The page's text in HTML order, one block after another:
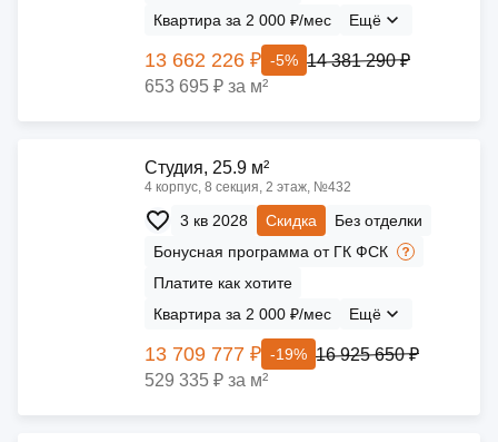
Квартира за 2 000 ₽/мес
Ещё
13 662 226 ₽ -5% 14 381 290 ₽
653 695 ₽ за м²
Cтудия, 25.9 м²
4 корпус, 8 секция, 2 этаж, №432
3 кв 2028 Скидка
Без отделки
Бонусная программа от ГК ФСК
Платите как хотите
Квартира за 2 000 ₽/мес
Ещё
13 709 777 ₽ -19% 16 925 650 ₽
529 335 ₽ за м²